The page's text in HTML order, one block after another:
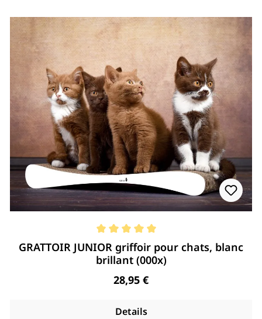
Note moyenne de 5 de 5 étoiles
GRATTOIR JUNIOR griffoir pour chats, blanc
brillant (000x)
Regulärer Preis:
28,95 €
Details